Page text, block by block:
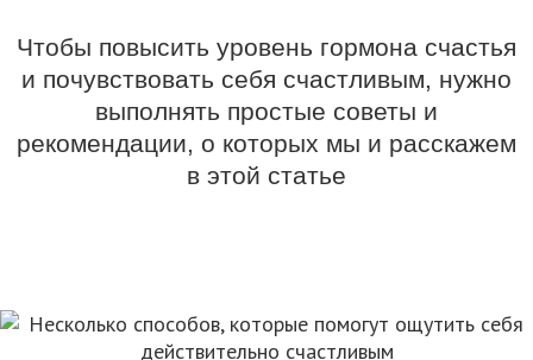
Чтобы повысить уровень гормона счастья
и почувствовать себя счастливым, нужно
выполнять простые советы и
рекомендации, о которых мы и расскажем
в этой статье